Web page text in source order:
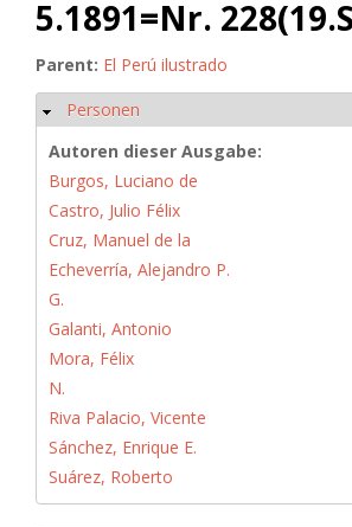
5.1891=Nr.
Parent: El Perú ilustrado
Ausblenden
Personen
Autoren dieser Ausgabe:
Burgos, Luciano de
Castro, Julio Félix
Cruz, Manuel de la
Echeverría, Alejandro P.
G.
Galanti, Antonio
Mora, Félix
N.
Riva Palacio, Vicente
Sánchez, Enrique E.
Suárez, Roberto